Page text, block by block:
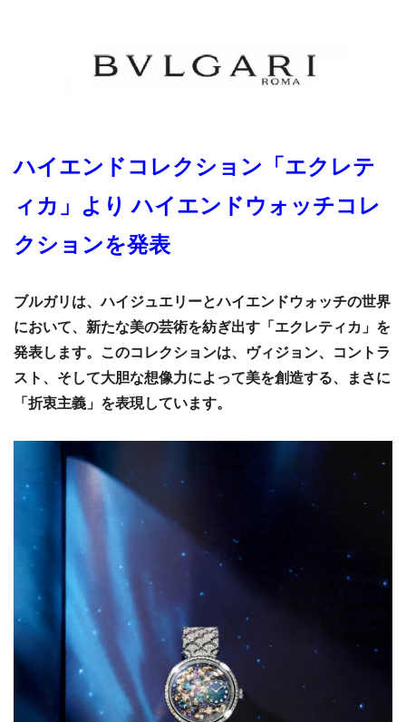
ハイエンドコレクション「エクレテ
ィカ」より ハイエンドウォッチコレ
クションを発表
ブルガリは、ハイジュエリーとハイエンドウォッチの世界
において、新たな美の芸術を紡ぎ出す「エクレティカ」を
発表します。このコレクションは、ヴィジョン、コントラ
スト、そして大胆な想像力によって美を創造する、まさに
「折衷主義」を表現しています。